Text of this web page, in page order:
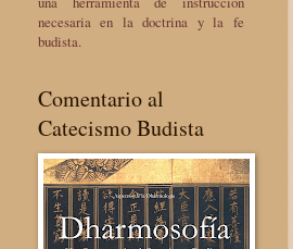
necesaria en la doctrina y la fe
budista.
Comentario al
Catecismo Budista